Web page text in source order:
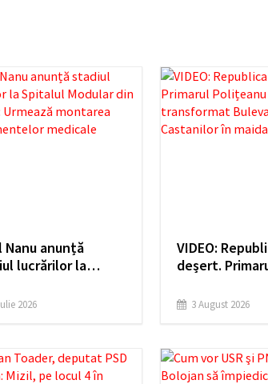
Nanu anunță
lucrărilor la
Urmează
2026
VIDEO:
deșert.
Bulevardul
3 August 2026